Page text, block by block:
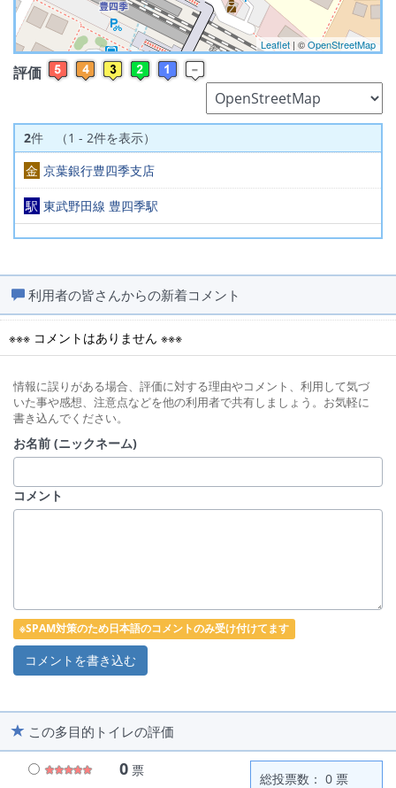
Leaflet | ©OpenStreetMap
評価
2件 （1 - 2件を表示）
金 京葉銀行豊四季支店
駅 東武野田線 豊四季駅
利用者の皆さんからの新着コメント
※※※ コメントはありません ※※※
情報に誤りがある場合、評価に対する理由やコメント、利用して気づ
いた事や感想、注意点などを他の利用者で共有しましょう。お気軽に
書き込んでください。
お名前 (ニックネーム)
コメント
※SPAM対策のため日本語のコメントのみ受け付けてます
この多目的トイレの評価
0 票
総投票数： 0 票